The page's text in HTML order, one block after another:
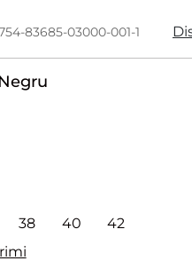
83685-03000-001-1
38 40
42